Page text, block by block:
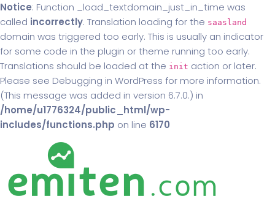
Notice: Function _load_textdomain_just_in_time was
called incorrectly. Translation loading for the saasland
domain was triggered too early. This is usually an indicator
for some code in the plugin or theme running too early.
Translations should be loaded at the init action or later.
Please see Debugging in WordPress for more information.
(This message was added in version 6.7.0.) in
/home/u1776324/public_html/wp-
includes/functions.php on line 6170